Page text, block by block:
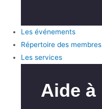
Les événements
Répertoire des membres
Les services
Aide à